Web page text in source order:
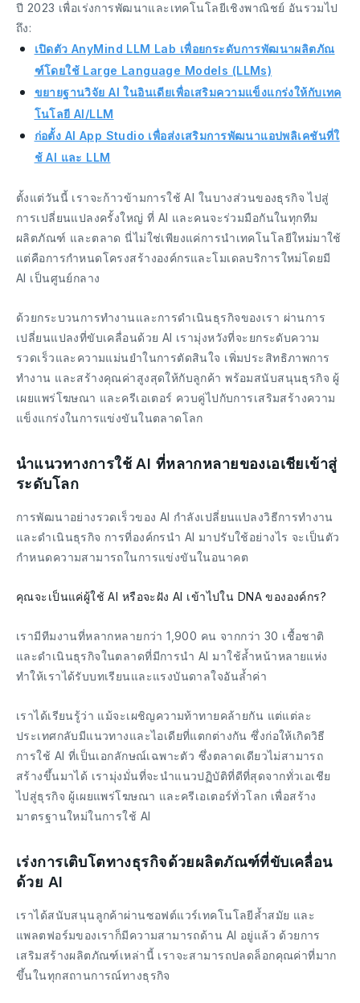
ปี 2023 เพื่อเร่งการพัฒนาและเทคโนโลยีเชิงพาณิชย์ อันรวมไป
ถึง:
เปิดตัว AnyMind LLM Lab เพื่อยกระดับการพัฒนาผลิตภัณ
ฑ์โดยใช้ Large Language Models (LLMs)
ขยายฐานวิจัย AI ในอินเดียเพื่อเสริมความแข็งแกร่งให้กับเทค
โนโลยี AI/LLM
ก่อตั้ง AI App Studio เพื่อส่งเสริมการพัฒนาแอปพลิเคชันที่ใ
ช้ AI และ LLM
ตั้งแต่วันนี้ เราจะก้าวข้ามการใช้ AI ในบางส่วนของธุรกิจ ไปสู่
การเปลี่ยนแปลงครั้งใหญ่ ที่ AI และคนจะร่วมมือกันในทุกทีม
ผลิตภัณฑ์ และตลาด นี่ไม่ใช่เพียงแค่การนำเทคโนโลยีใหม่มาใช้
แต่คือการกำหนดโครงสร้างองค์กรและโมเดลบริการใหม่โดยมี
AI เป็นศูนย์กลาง
ด้วยกระบวนการทำงานและการดำเนินธุรกิจของเรา ผ่านการ
เปลี่ยนแปลงที่ขับเคลื่อนด้วย AI เรามุ่งหวังที่จะยกระดับความ
รวดเร็วและความแม่นยำในการตัดสินใจ เพิ่มประสิทธิภาพการ
ทำงาน และสร้างคุณค่าสูงสุดให้กับลูกค้า พร้อมสนับสนุนธุรกิจ ผู้
เผยแพร่โฆษณา และครีเอเตอร์ ควบคู่ไปกับการเสริมสร้างความ
แข็งแกร่งในการแข่งขันในตลาดโลก
นำแนวทางการใช้ AI ที่หลากหลายของเอเชียเข้าสู่
ระดับโลก
การพัฒนาอย่างรวดเร็วของ AI กำลังเปลี่ยนแปลงวิธีการทำงาน
และดำเนินธุรกิจ การที่องค์กรนำ AI มาปรับใช้อย่างไร จะเป็นตัว
กำหนดความสามารถในการแข่งขันในอนาคต
คุณจะเป็นแค่ผู้ใช้ AI หรือจะฝัง AI เข้าไปใน DNA ขององค์กร?
เรามีทีมงานที่หลากหลายกว่า 1,900 คน จากกว่า 30 เชื้อชาติ
และดำเนินธุรกิจในตลาดที่มีการนำ AI มาใช้ล้ำหน้าหลายแห่ง
ทำให้เราได้รับบทเรียนและแรงบันดาลใจอันล้ำค่า
เราได้เรียนรู้ว่า แม้จะเผชิญความท้าทายคล้ายกัน แต่แต่ละ
ประเทศกลับมีแนวทางและไอเดียที่แตกต่างกัน ซึ่งก่อให้เกิดวิธี
การใช้ AI ที่เป็นเอกลักษณ์เฉพาะตัว ซึ่งตลาดเดียวไม่สามารถ
สร้างขึ้นมาได้ เรามุ่งมั่นที่จะนำแนวปฏิบัติที่ดีที่สุดจากทั่วเอเชีย
ไปสู่ธุรกิจ ผู้เผยแพร่โฆษณา และครีเอเตอร์ทั่วโลก เพื่อสร้าง
มาตรฐานใหม่ในการใช้ AI
เร่งการเติบโตทางธุรกิจด้วยผลิตภัณฑ์ที่ขับเคลื่อน
ด้วย AI
เราได้สนับสนุนลูกค้าผ่านซอฟต์แวร์เทคโนโลยีล้ำสมัย และ
แพลตฟอร์มของเราก็มีความสามารถด้าน AI อยู่แล้ว ด้วยการ
เสริมสร้างผลิตภัณฑ์เหล่านี้ เราจะสามารถปลดล็อกคุณค่าที่มาก
ขึ้นในทุกสถานการณ์ทางธุรกิจ